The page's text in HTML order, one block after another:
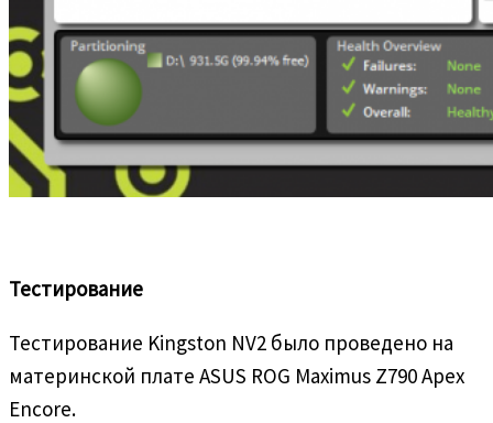
Тестирование
Тестирование Kingston NV2 было проведено на
материнской плате ASUS ROG Maximus Z790 Apex
Encore.